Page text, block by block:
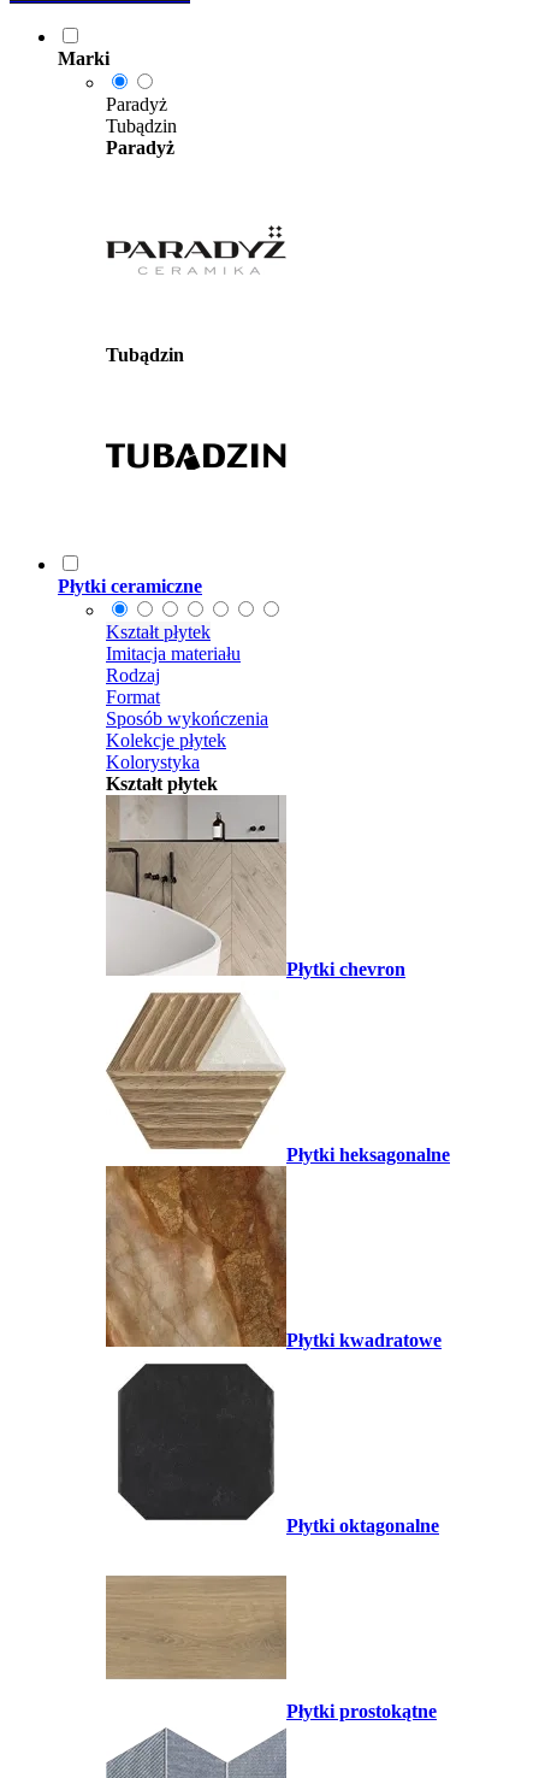
Marki
Paradyż
Tubądzin
Paradyż
Tubądzin
Płytki ceramiczne
Kształt płytek
Imitacja materiału
Rodzaj
Format
Sposób wykończenia
Kolekcje płytek
Kolorystyka
Kształt płytek
Płytki chevron
Płytki heksagonalne
Płytki kwadratowe
Płytki oktagonalne
Płytki prostokątne